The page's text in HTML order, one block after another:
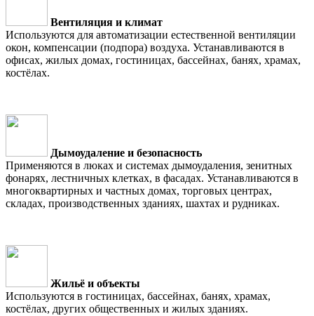
Вентиляция и климат
Используются для автоматизации естественной вентиляции
окон, компенсации (подпора) воздуха. Устанавливаются в
офисах, жилых домах, гостиницах, бассейнах, банях, храмах,
костёлах.
Дымоудаление и безопасность
Применяются в люках и системах дымоудаления, зенитных
фонарях, лестничных клетках, в фасадах. Устанавливаются в
многоквартирных и частных домах, торговых центрах,
складах, производственных зданиях, шахтах и рудниках.
Жильё и объекты
Используются в гостиницах, бассейнах, банях, храмах,
костёлах, других общественных и жилых зданиях.